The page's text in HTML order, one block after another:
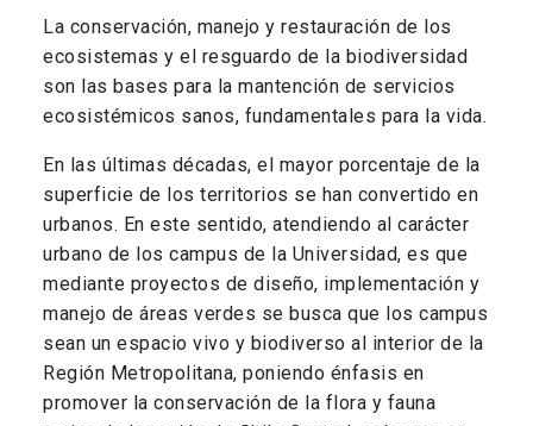
La conservación, manejo y restauración de los
ecosistemas y el resguardo de la biodiversidad
son las bases para la mantención de servicios
ecosistémicos sanos, fundamentales para la vida.
En las últimas décadas, el mayor porcentaje de la
superficie de los territorios se han convertido en
urbanos. En este sentido, atendiendo al carácter
urbano de los campus de la Universidad, es que
mediante proyectos de diseño, implementación y
manejo de áreas verdes se busca que los campus
sean un espacio vivo y biodiverso al interior de la
Región Metropolitana, poniendo énfasis en
promover la conservación de la flora y fauna